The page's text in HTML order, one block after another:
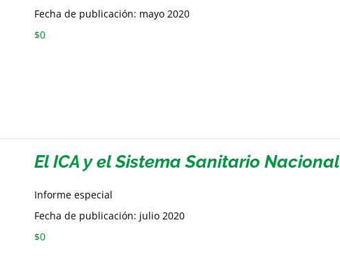
Fecha de publicación: mayo 2020
$0
El ICA y el Sistema Sanitario Nacional
Informe especial
Fecha de publicación: julio 2020
$0